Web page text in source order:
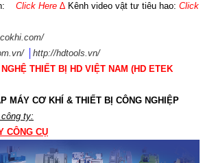
Click Here ∆ Kênh video vật tư tiêu hao: Click
http://hdtools.vn/
THIẾT BỊ HD VIỆT NAM (HD ETEK
MÁY CƠ KHÍ & THIẾT BỊ CÔNG NGHIỆP
ty:
CÔNG CỤ